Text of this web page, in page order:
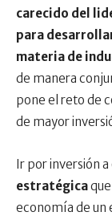
carecido del
para
materia de
de manera
pone el reto de
de mayor
Ir por inversión
estratégica
economía de un